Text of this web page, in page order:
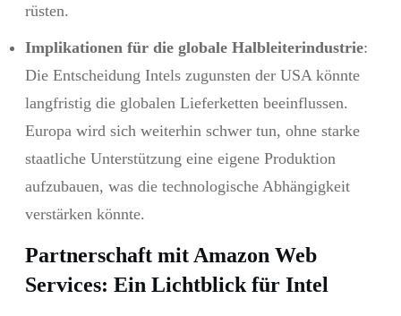
rüsten.
Implikationen für die globale Halbleiterindustrie:
Die Entscheidung Intels zugunsten der USA könnte
langfristig die globalen Lieferketten beeinflussen.
Europa wird sich weiterhin schwer tun, ohne starke
staatliche Unterstützung eine eigene Produktion
aufzubauen, was die technologische Abhängigkeit
verstärken könnte.
Partnerschaft mit Amazon Web
Services: Ein Lichtblick für Intel